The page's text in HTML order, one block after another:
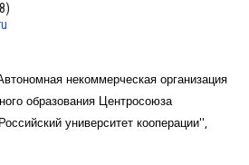
некоммерческая организация
образования Центросоюза
университет кооперации",